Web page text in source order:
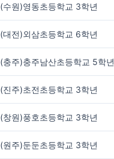
(수원)영동초등학교 3학년
(대전)외삼초등학교 6학년
(충주)충주남산초등학교 5학년
(진주)초전초등학교 3학년
(창원)풍호초등학교 3학년
(원주)둔둔초등학교 3학년